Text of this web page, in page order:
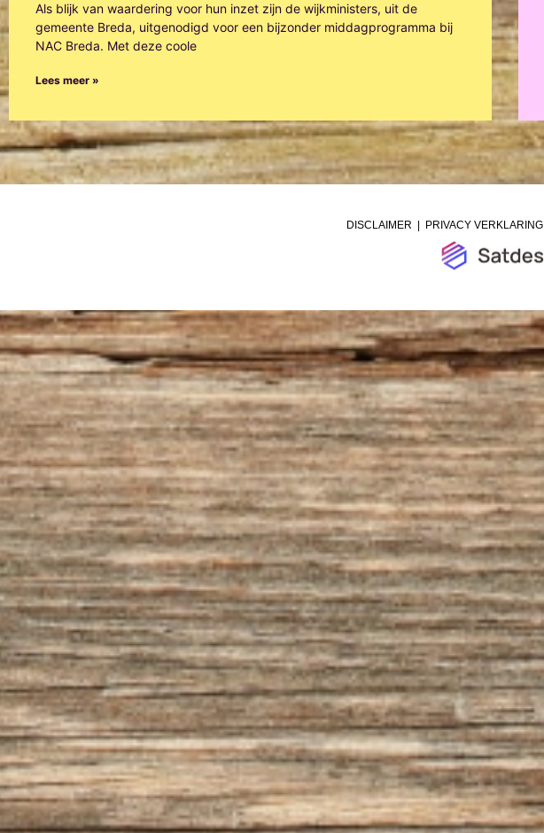
Als blijk van waardering voor hun inzet zijn de wijkministers, uit de
gemeente Breda, uitgenodigd voor een bijzonder middagprogramma bij
NAC Breda. Met deze coole
Lees meer »
DISCLAIMER PRIVACY VERKLARING